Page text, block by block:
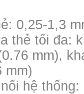
0,25-1,3
thẻ tối đa:
mm),
mm)
hệ thống: